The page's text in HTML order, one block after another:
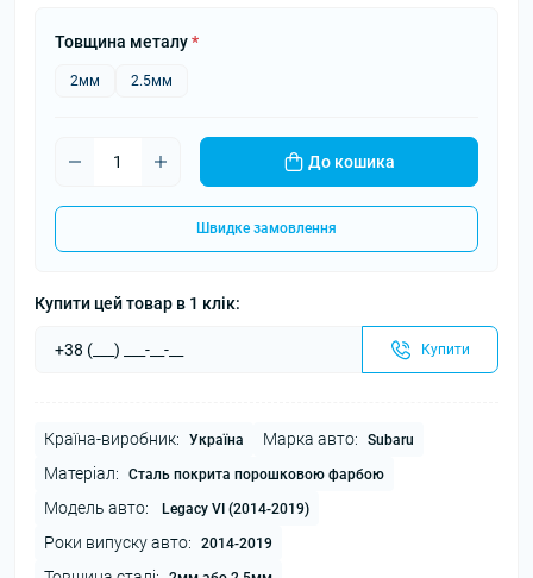
Товщина металу*
2мм 2.5мм
До кошика
Швидке замовлення
Купити цей товар в 1 клік:
Купити
Країна-виробник: Україна Марка авто: Subaru
Матеріал: Сталь покрита порошковою фарбою
Модель авто: Legacy VI (2014-2019)
Роки випуску авто: 2014-2019